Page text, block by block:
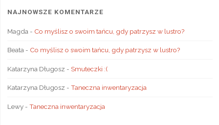
NAJNOWSZE KOMENTARZE
Magda - Co myślisz o swoim tańcu, gdy patrzysz w lustro?
Beata- Co myślisz o swoim tańcu, gdy patrzysz w lustro?
Katarzyna Długosz - Smuteczki :(
Katarzyna Długosz - Taneczna inwentaryzacja
Lewy- Taneczna inwentaryzacja